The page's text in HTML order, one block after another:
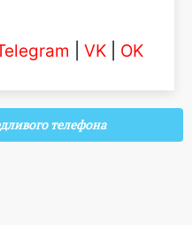
VK OK
телефона